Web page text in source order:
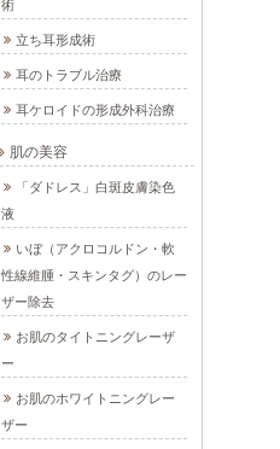
術
立ち耳形成術
耳のトラブル治療
耳ケロイドの形成外科治療
肌の美容
「ダドレス」白斑皮膚染色
液
いぼ（アクロコルドン・軟
性線維腫・スキンタグ）のレー
ザー除去
お肌のタイトニングレーザ
ー
お肌のホワイトニングレー
ザー